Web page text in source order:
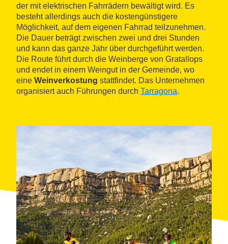
der mit elektrischen Fahrrädern bewältigt wird. Es
besteht allerdings auch die kostengünstigere
Möglichkeit, auf dem eigenen Fahrrad teilzunehmen.
Die Dauer beträgt zwischen zwei und drei Stunden
und kann das ganze Jahr über durchgeführt werden.
Die Route führt durch die Weinberge von Gratallops
und endet in einem Weingut in der Gemeinde, wo
eine Weinverkostung stattfindet. Das Unternehmen
organisiert auch Führungen durch Tarragona.